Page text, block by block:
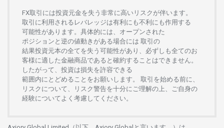
FX取引には投資元金を失う 非常に高い リスクが伴います。
取引に利用さ れる レバレッジは有利にも不利にも作用する
可能性があります。 具体的には、 オープンさ れた
ポジションと 逆の値動きがある場合には 取引の
結果投資元本の全てを失う 可能性があり、 必ずしも全てのお
客様に適した金融商品であると 確約することはできません。
したがって、 投資は損失を許容できる
範囲内にとどめることをお願いします 。 取引を始める前に、
リスクについて、
リスク警告を十分に ご理解の 上、 ご自身の
経験について よく 考慮してください。